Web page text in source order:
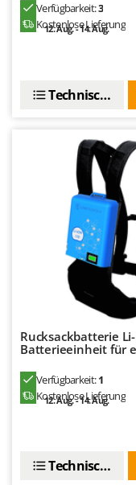
Verfügbarkeit:3
Kostenlose Lieferung
12. Aug. - 14. Aug.
Technische
Rucksackbatterie
Batterieeinheit für
Verfügbarkeit:1
Kostenlose Lieferung
12. Aug. - 14. Aug.
Technische